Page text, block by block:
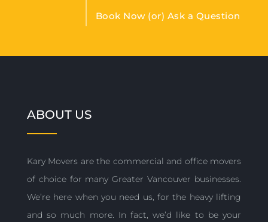
Book Now (or) Ask a Question
ABOUT US
Kary Movers are the commercial and office movers
of choice for many Greater Vancouver businesses.
We’re here when you need us, for the heavy lifting
and so much more. In fact, we’d like to be your